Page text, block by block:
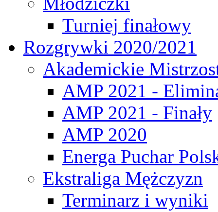
Turniej finałowy
Rozgrywki 2020/2021
Akademickie
AMP 2021 -
AMP 2021 - Finały
AMP 2020
Energa Puchar
Ekstraliga Mężczyzn
Terminarz i wyniki